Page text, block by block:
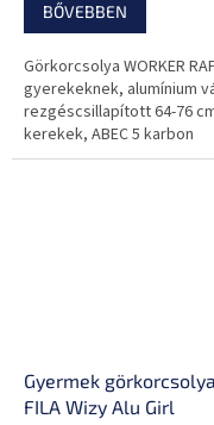
BŐVEBBEN
Görkorcsolya WORKER
gyerekeknek, alumínium
rezgéscsillapított 64-76
kerekek, ABEC 5 karbon
tengelyek, antibakteriális
Gyermek görkorcsolya
FILA Wizy Alu Girl